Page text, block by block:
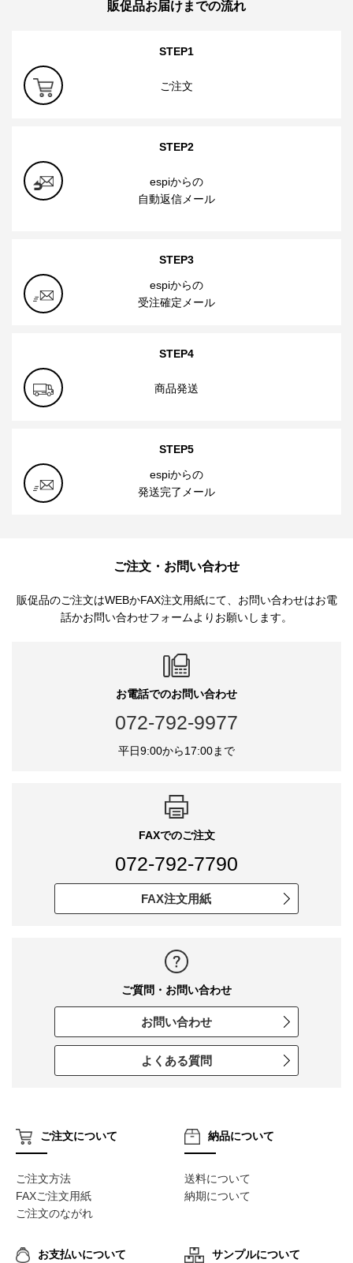
販促品お届けまでの流れ
STEP1
ご注文
STEP2
espiからの
自動返信メール
STEP3
espiからの
受注確定メール
STEP4
商品発送
STEP5
espiからの
発送完了メール
ご注文・お問い合わせ
販促品のご注文はWEBかFAX注文用紙にて、お問い合わせはお電
話かお問い合わせフォームよりお願いします。
お電話でのお問い合わせ
072-792-9977
平日9:00から17:00まで
FAXでのご注文
072-792-7790
FAX注文用紙
ご質問・お問い合わせ
お問い合わせ
よくある質問
ご注文について
ご注文方法
FAXご注文用紙
ご注文のながれ
納品について
送料について
納期について
お支払いについて サンプルについて